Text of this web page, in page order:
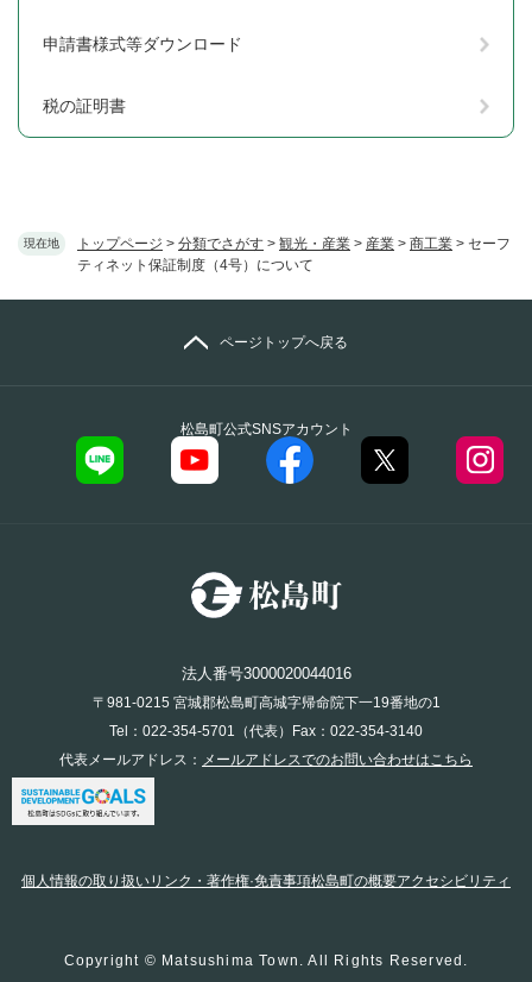
現在地 トップページ > 分類でさがす > 観光・産業 > 産業 > 商工業 > セーフ
ティネット保証制度（4号）について
申請書様式等ダウンロード
税の証明書
松島町公式SNSアカウント
ページトップへ戻る
法人番号3000020044016
〒981-0215 宮城郡松島町高城字帰命院下一19番地の1
Tel：022-354-5701（代表）Fax：022-354-3140
代表メールアドレス： メールアドレスでのお問い合わせはこちら
個人情報の取り扱いリンク・著作権·免責事項松島町の概要アクセシビリティ
Copyright © Matsushima Town. All Rights Reserved.